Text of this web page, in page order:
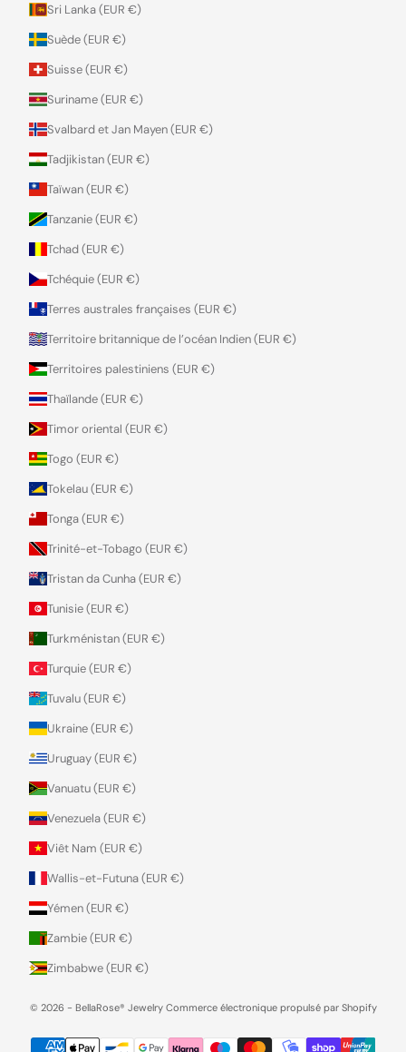
Sri Lanka (EUR €)
Suède (EUR €)
Suisse (EUR €)
Suriname (EUR €)
Svalbard et Jan Mayen (EUR €)
Tadjikistan (EUR €)
Taïwan (EUR €)
Tanzanie (EUR €)
Tchad (EUR €)
Tchéquie (EUR €)
Terres australes françaises (EUR €)
Territoire britannique de l’océan Indien (EUR €)
Territoires palestiniens (EUR €)
Thaïlande (EUR €)
Timor oriental (EUR €)
Togo (EUR €)
Tokelau (EUR €)
Tonga (EUR €)
Trinité-et-Tobago (EUR €)
Tristan da Cunha (EUR €)
Tunisie (EUR €)
Turkménistan (EUR €)
Turquie (EUR €)
Tuvalu (EUR €)
Ukraine (EUR €)
Uruguay (EUR €)
Vanuatu (EUR €)
Venezuela (EUR €)
Viêt Nam (EUR €)
Wallis-et-Futuna (EUR €)
Yémen (EUR €)
Zambie (EUR €)
Zimbabwe (EUR €)
© 2026 - BellaRose® Jewelry Commerce électronique propulsé par Shopify